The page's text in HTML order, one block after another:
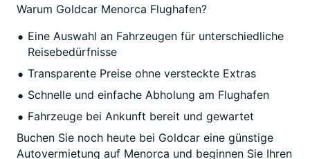
Warum Goldcar Menorca Flughafen?
Eine Auswahl an Fahrzeugen für unterschiedliche
Reisebedürfnisse
Transparente Preise ohne versteckte Extras
Schnelle und einfache Abholung am Flughafen
Fahrzeuge bei Ankunft bereit und gewartet
Buchen Sie noch heute bei Goldcar eine günstige
Autovermietung auf Menorca und beginnen Sie Ihren